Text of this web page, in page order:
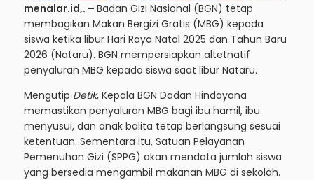
menalar.id,. – Badan Gizi Nasional (BGN) tetap
membagikan Makan Bergizi Gratis (MBG) kepada
siswa ketika libur Hari Raya Natal 2025 dan Tahun Baru
2026 (Nataru). BGN mempersiapkan altetnatif
penyaluran MBG kepada siswa saat libur Nataru.
Mengutip Detik, Kepala BGN Dadan Hindayana
memastikan penyaluran MBG bagi ibu hamil, ibu
menyusui, dan anak balita tetap berlangsung sesuai
ketentuan. Sementara itu, Satuan Pelayanan
Pemenuhan Gizi (SPPG) akan mendata jumlah siswa
yang bersedia mengambil makanan MBG di sekolah.